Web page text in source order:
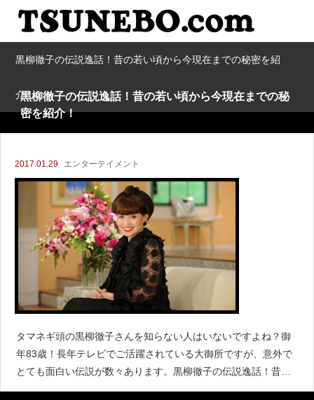
黒柳徹子の伝説逸話！昔の若い頃から今現在までの秘密を紹
介！
黒柳徹子の伝説逸話！昔の若い頃から今現在までの秘
密を紹介！
2017.01.29 エンターテイメント
タマネギ頭の黒柳徹子さんを知らない人はいないですよね？御
年83歳！長年テレビでご活躍されている大御所ですが、意外で
とても面白い伝説が数々あります。黒柳徹子の伝説逸話！昔の
若い頃から今現在までの秘密を紹介します。黒柳徹子のふしぎ